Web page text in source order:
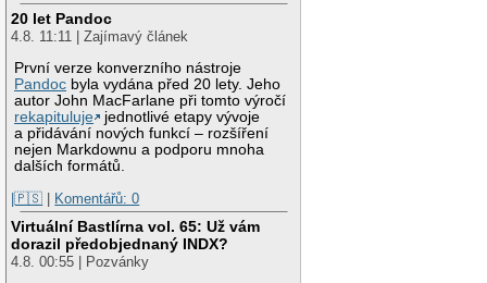
20 let Pandoc
4.8. 11:11 | Zajímavý článek
První verze konverzního nástroje
Pandoc byla vydána před 20 lety. Jeho
autor John MacFarlane při tomto výročí
rekapituluje
jednotlivé etapy vývoje
a přidávání nových funkcí – rozšíření
nejen Markdownu a podporu mnoha
dalších formátů.
|🇵🇸 | Komentářů: 0
Virtuální Bastlírna vol. 65: Už vám
dorazil předobjednaný INDX?
4.8. 00:55 | Pozvánky